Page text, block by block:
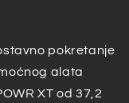
pokretanje
alata
XT od 37,2